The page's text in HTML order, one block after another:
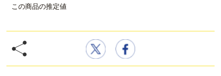
この商品の推定値